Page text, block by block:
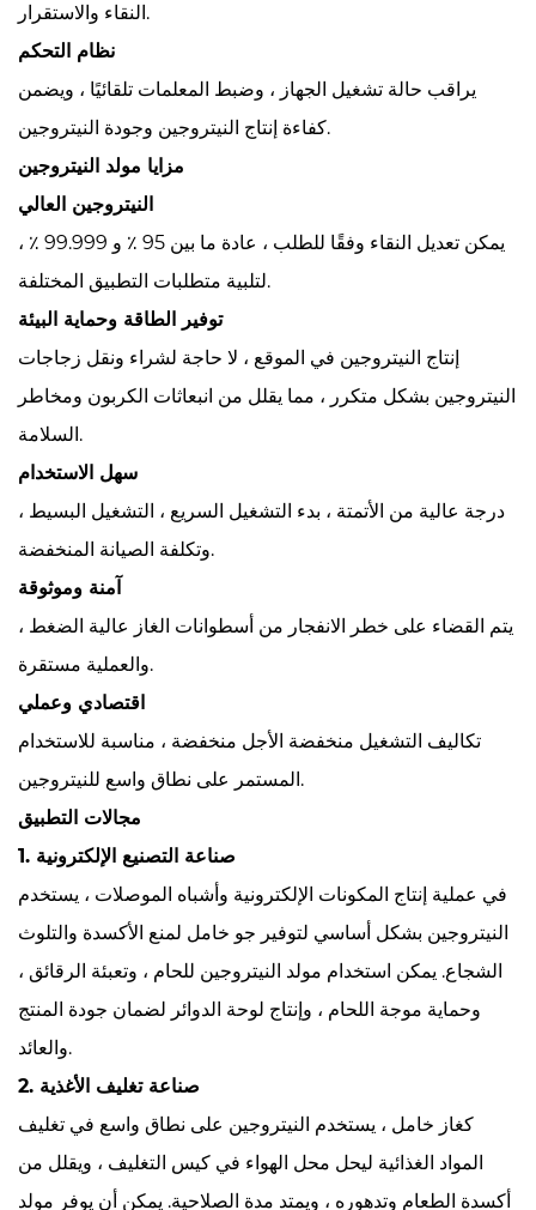
النقاء والاستقرار.
نظام التحكم
يراقب حالة تشغيل الجهاز ، وضبط المعلمات تلقائيًا ، ويضمن
كفاءة إنتاج النيتروجين وجودة النيتروجين.
مزايا مولد النيتروجين
النيتروجين العالي
يمكن تعديل النقاء وفقًا للطلب ، عادة ما بين 95 ٪ و 99.999 ٪ ،
لتلبية متطلبات التطبيق المختلفة.
توفير الطاقة وحماية البيئة
إنتاج النيتروجين في الموقع ، لا حاجة لشراء ونقل زجاجات
النيتروجين بشكل متكرر ، مما يقلل من انبعاثات الكربون ومخاطر
السلامة.
سهل الاستخدام
درجة عالية من الأتمتة ، بدء التشغيل السريع ، التشغيل البسيط ،
وتكلفة الصيانة المنخفضة.
آمنة وموثوقة
يتم القضاء على خطر الانفجار من أسطوانات الغاز عالية الضغط ،
والعملية مستقرة.
اقتصادي وعملي
تكاليف التشغيل منخفضة الأجل منخفضة ، مناسبة للاستخدام
المستمر على نطاق واسع للنيتروجين.
مجالات التطبيق
1. صناعة التصنيع الإلكترونية
في عملية إنتاج المكونات الإلكترونية وأشباه الموصلات ، يستخدم
النيتروجين بشكل أساسي لتوفير جو خامل لمنع الأكسدة والتلوث
الشجاع. يمكن استخدام مولد النيتروجين للحام ، وتعبئة الرقائق ،
وحماية موجة اللحام ، وإنتاج لوحة الدوائر لضمان جودة المنتج
والعائد.
2. صناعة تغليف الأغذية
كغاز خامل ، يستخدم النيتروجين على نطاق واسع في تغليف
المواد الغذائية ليحل محل الهواء في كيس التغليف ، ويقلل من
أكسدة الطعام وتدهوره ، ويمتد مدة الصلاحية. يمكن أن يوفر مولد